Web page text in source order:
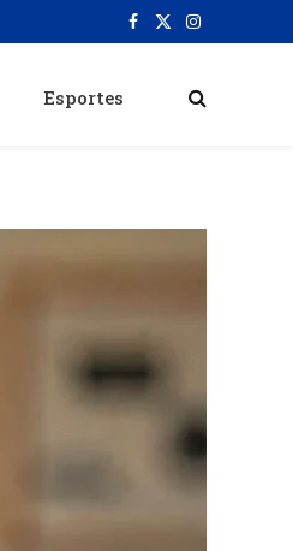
Facebook
X
Instagram
Esportes